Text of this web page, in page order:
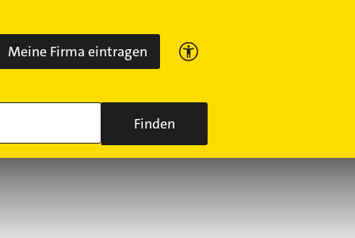
Meine Firma eintragen
Finden